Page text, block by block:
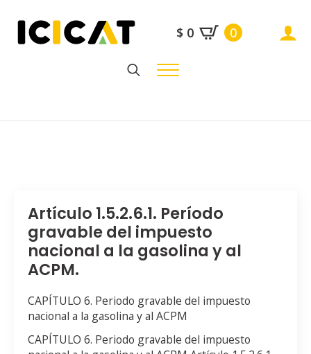
$ 0 0
Artículo 1.5.2.6.1. Período
gravable del impuesto
nacional a la gasolina y al
ACPM.
CAPÍTULO 6. Periodo gravable del impuesto
nacional a la gasolina y al ACPM
CAPÍTULO 6. Periodo gravable del impuesto